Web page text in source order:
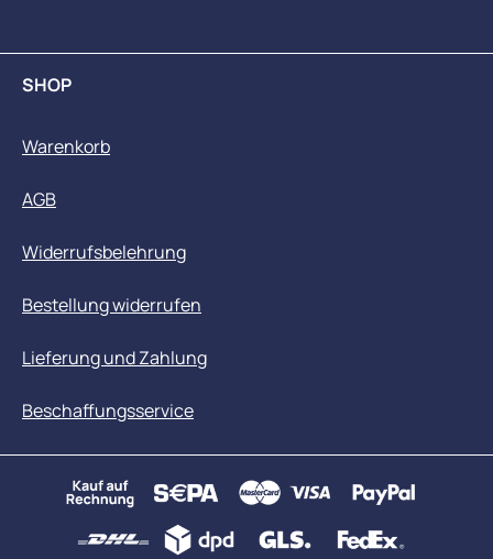
SHOP
Warenkorb
AGB
Widerrufsbelehrung
Bestellung widerrufen
Lieferung und Zahlung
Beschaffungsservice